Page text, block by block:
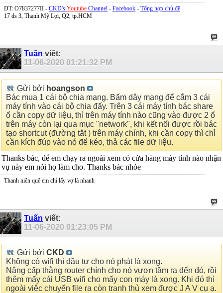
DT: O7837277II - CKD's Youtube Channel - Facebook - Tổng hợp chủ đề
17 ds 3, Thạnh Mỹ Lợi, Q2, tp.HCM
Tuấn viết:
11-06-2020 01:21:32 PM
Gửi bởi hoangson
Bác mua 1 cái bộ chia mạng. Bấm dây mạng để cắm 3 cái
máy tính vào cái bộ chia đấy. Trên 3 cái máy tính bác share
ổ cần copy dữ liệu, thì trên máy tính nào cũng vào được 2 ổ
trên máy còn lại qua mục "network", khi kết nối được rồi bác
tạo shortcut (đường tắt ) trên máy chính, khi cần copy thì chỉ
cần kích đúp vào nó để kéo, thả các file dữ liệu.
Thanks bác, để em chạy ra ngoài xem có cửa hàng máy tính nào nhận
vụ này em nói họ làm cho. Thanks bác nhóe
Thanh niên quê em chỉ lấy vợ là nhanh
Tuấn viết:
11-06-2020 01:23:05 PM
Gửi bởi CKD
Không có wifi thì đầu tư cho nó phát là xong.
Nâng cấp thằng router chính cho nó vươn tầm ra đến đó, rồi
thêm mấy cái USB wifi cho mấy con máy là xong. Khi đó thì
ngoài việc chuyển file ra còn tranh thủ xem được J A V cụ ạ.